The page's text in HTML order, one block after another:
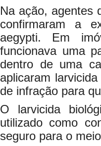
Na ação, agentes
confirmaram a
aegypti. Em
funcionava uma
dentro de uma
aplicaram
de infração para
O larvicida
utilizado como
seguro para o